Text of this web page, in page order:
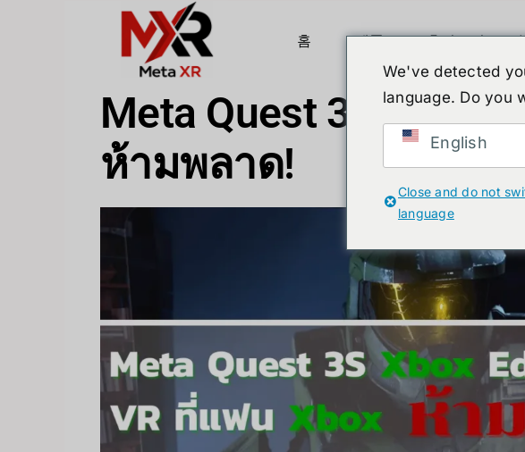
홈 제품 휴머노이드 로
Meta Quest 3S Xbox
ห้ามพลาด!
We've detected
language. Do you
English
Close and do not
language